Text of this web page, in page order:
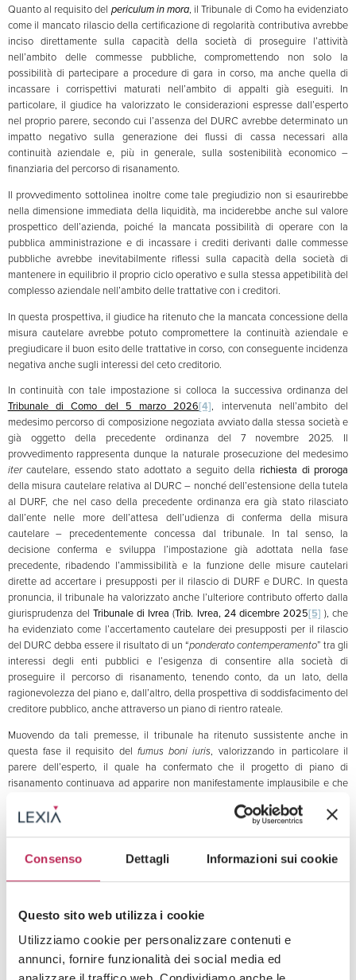
Consenso Dettagli Informazioni sui cookie
Questo sito web utilizza i cookie
Utilizziamo cookie per personalizzare contenuti e
annunci, fornire funzionalità dei social media ed
Quanto al requisito del periculum in mora, il Tribunale di Como ha evidenziato
come il mancato rilascio della certificazione di regolarità contributiva avrebbe
inciso direttamente sulla capacità della società di proseguire l’attività
nell’ambito delle commesse pubbliche, compromettendo non solo la
possibilità di partecipare a procedure di gara in corso, ma anche quella di
incassare i corrispettivi maturati nell’ambito di appalti già eseguiti. In
particolare, il giudice ha valorizzato le considerazioni espresse dall’esperto
nel proprio parere, secondo cui l’assenza del DURC avrebbe determinato un
impatto negativo sulla generazione dei flussi di cassa necessari alla
continuità aziendale e, più in generale, sulla sostenibilità economico –
finanziaria del percorso di risanamento.
Il provvedimento sottolinea inoltre come tale pregiudizio non si esaurirebbe
nella dimensione immediata della liquidità, ma inciderebbe anche sul valore
prospettico dell’azienda, poiché la mancata possibilità di operare con la
pubblica amministrazione e di incassare i crediti derivanti dalle commesse
pubbliche avrebbe inevitabilmente riflessi sulla capacità della società di
mantenere in equilibrio il proprio ciclo operativo e sulla stessa appetibilità del
complesso aziendale nell’ambito delle trattative con i creditori.
In questa prospettiva, il giudice ha ritenuto che la mancata concessione della
misura cautelare avrebbe potuto compromettere la continuità aziendale e
pregiudicare il buon esito delle trattative in corso, con conseguente incidenza
negativa anche sugli interessi del ceto creditorio.
In continuità con tale impostazione si colloca la successiva ordinanza del
Tribunale di Como del 5 marzo 2026[4], intervenuta nell’ambito del
medesimo percorso di composizione negoziata avviato dalla stessa società e
già oggetto della precedente ordinanza del 7 novembre 2025. Il
provvedimento rappresenta dunque la naturale prosecuzione del medesimo
itercautelare, essendo stato adottato a seguito della richiesta di proroga
della misura cautelare relativa al DURC – nonché dell’estensione della tutela
al DURF, che nel caso della precedente ordinanza era già stato rilasciato
dall’ente nelle more dell’attesa dell’udienza di conferma della misura
cautelare – precedentemente concessa dal tribunale. In tal senso, la
decisione conferma e sviluppa l’impostazione già adottata nella fase
precedente, ribadendo l’ammissibilità e la funzione delle misure cautelari
dirette ad accertare i presupposti per il rilascio di DURF e DURC. In questa
pronuncia, il tribunale ha valorizzato anche l’ulteriore contributo offerto dalla
giurisprudenza del Tribunale di Ivrea(Trib. Ivrea, 24 dicembre 2025[5] ), che
ha evidenziato come l’accertamento cautelare dei presupposti per il rilascio
del DURC debba essere il risultato di un “ponderato contemperamento” tra gli
interessi degli enti pubblici e l’esigenza di consentire alla società di
proseguire il percorso di risanamento, tenendo conto, da un lato, della
ragionevolezza del piano e, dall’altro, della prospettiva di soddisfacimento del
creditore pubblico, anche attraverso un piano di rientro rateale.
Muovendo da tali premesse, il tribunale ha ritenuto sussistente anche in
questa fase il requisito del fumus boni iuris, valorizzando in particolare il
parere dell’esperto, il quale ha confermato che il progetto di piano di
risanamento continuava ad apparire non manifestamente implausibile e che
l’obiettivo di riequilibrio della società.
Il giudice ha inoltre osservato come le
difficoltà incontrate nella definizione del pianosiano riconducibili
particolare all’inerzia dell’amministrazione pubblica debitricerispetto al
pagamento di un ingente credito vantato dalla società, circostanza che ha
Il percorso giurisprudenziale trova un punto di maturazione nell’ordinanza del
Tribunale di Milano del 5 dicembre 2025[6],che rappresenta, allo stato, una
delle pronunce più complete in materia, in quanto affronta espressamente e
congiuntamente la questione del DURC e del DURF, richiamando gli